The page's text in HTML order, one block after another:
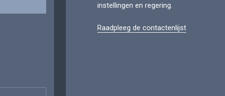
instellingen en regering.
Raadpleeg de contactenlijst